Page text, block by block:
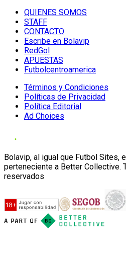
QUIENES SOMOS
STAFF
CONTACTO
Escribe en Bolavip
RedGol
APUESTAS
Futbolcentroamerica
Términos y Condiciones
Políticas de Privacidad
Política Editorial
Ad Choices
Bolavip, al igual que Futbol Sites,
perteneciente a Better Collective.
reservados